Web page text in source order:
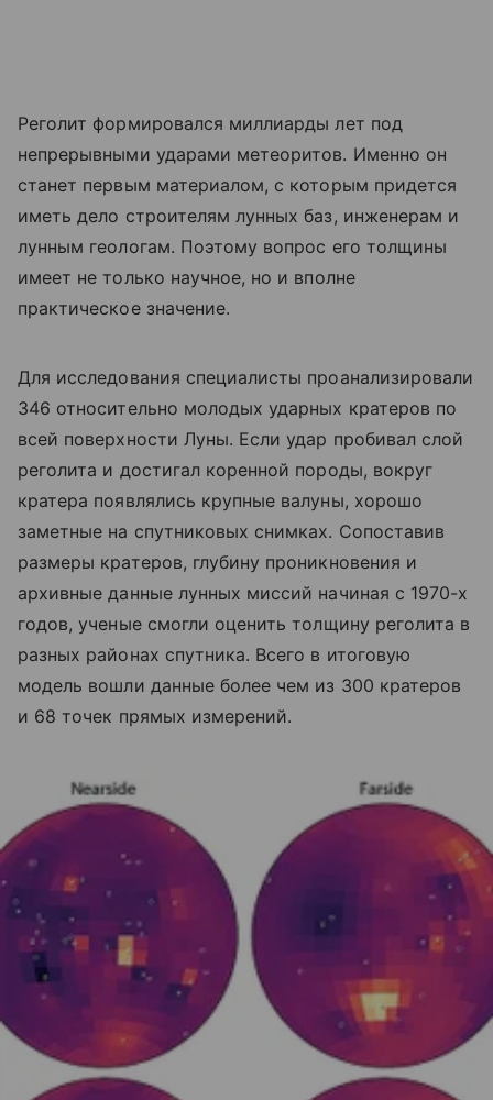
Реголит формировался миллиарды лет под
непрерывными ударами метеоритов. Именно он
станет первым материалом, с которым придется
иметь дело строителям лунных баз, инженерам и
лунным геологам. Поэтому вопрос его толщины
имеет не только научное, но и вполне
практическое значение.
Для исследования специалисты проанализировали
346 относительно молодых ударных кратеров по
всей поверхности Луны. Если удар пробивал слой
реголита и достигал коренной породы, вокруг
кратера появлялись крупные валуны, хорошо
заметные на спутниковых снимках. Сопоставив
размеры кратеров, глубину проникновения и
архивные данные лунных миссий начиная с 1970-х
годов, ученые смогли оценить толщину реголита в
разных районах спутника. Всего в итоговую
модель вошли данные более чем из 300 кратеров
и 68 точек прямых измерений.